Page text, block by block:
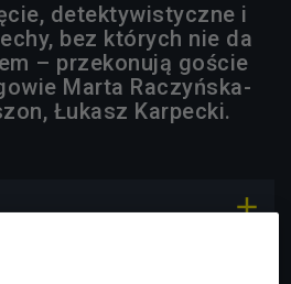
detektywistyczne i
bez których nie da
– przekonują goście
Marta Raczyńska-
Łukasz Karpecki.

i jak wygląda praca
(Dajesz radę/Czwórka)